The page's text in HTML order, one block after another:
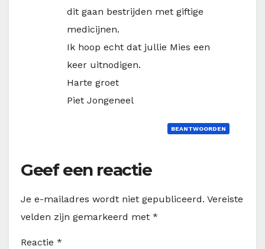
dit gaan bestrijden met giftige
medicijnen.
Ik hoop echt dat jullie Mies een
keer uitnodigen.
Harte groet
Piet Jongeneel
BEANTWOORDEN
Geef een reactie
Je e-mailadres wordt niet gepubliceerd. Vereiste
velden zijn gemarkeerd met *
Reactie *